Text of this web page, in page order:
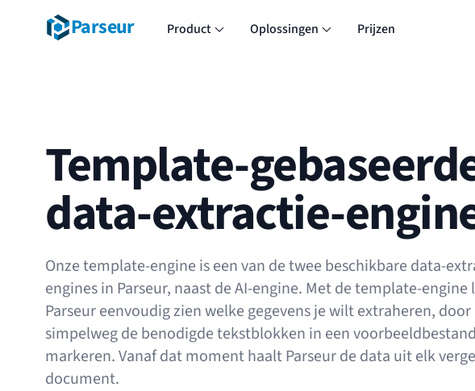
Parseur Product Oplossingen Prijzen
Template-
data-extractie-
Onze template-engine is een van de twee beschikbare data-
engines in Parseur, naast de AI-engine. Met de template-engine
Parseur eenvoudig zien welke gegevens je wilt extraheren, door
simpelweg de benodigde tekstblokken in een
markeren. Vanaf dat moment haalt Parseur de data uit elk
document.